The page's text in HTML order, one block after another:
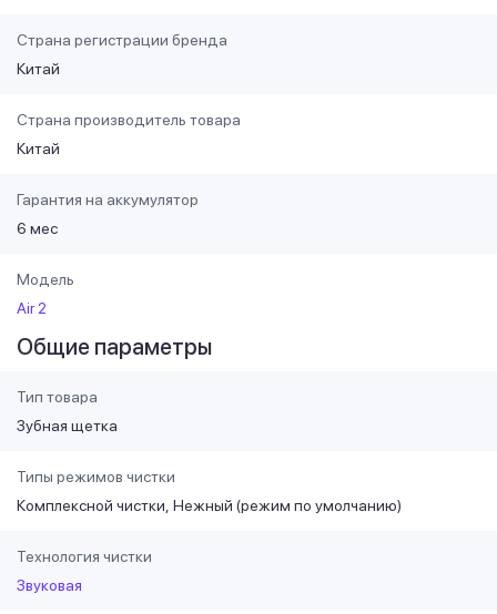
Страна регистрации бренда
Китай
Страна производитель товара
Китай
Гарантия на аккумулятор
6 мес
Модель
Air 2
Общие параметры
Тип товара
Зубная щетка
Типы режимов чистки
Комплексной чистки Нежный (режим по умолчанию)
Технология чистки
Звуковая